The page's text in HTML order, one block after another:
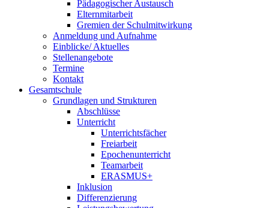
Pädagogischer Austausch
Elternmitarbeit
Gremien der Schulmitwirkung
Anmeldung und Aufnahme
Einblicke/ Aktuelles
Stellenangebote
Termine
Kontakt
Gesamtschule
Grundlagen und Strukturen
Abschlüsse
Unterricht
Unterrichtsfächer
Freiarbeit
Epochenunterricht
Teamarbeit
ERASMUS+
Inklusion
Differenzierung